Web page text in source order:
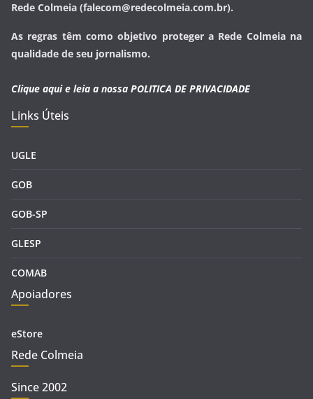
Rede Colmeia (falecom@redecolmeia.com.br).
As regras têm como objetivo proteger a Rede Colmeia na
qualidade de seu jornalismo.
Clique aqui e leia a nossa POLITICA DE PRIVACIDADE
Links Úteis
UGLE
GOB
GOB-SP
GLESP
COMAB
Apoiadores
eStore
Rede Colmeia
Since 2002